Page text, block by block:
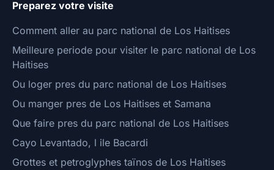
Preparez votre visite
Comment aller au parc national de Los Haitises
Meilleure periode pour visiter le parc national de Los
Haitises
Ou loger pres du parc national de Los Haitises
Ou manger pres de Los Haitises et Samana
Que faire pres du parc national de Los Haitises
Cayo Levantado, l ile Bacardi
Grottes et petroglyphes taïnos de Los Haitises